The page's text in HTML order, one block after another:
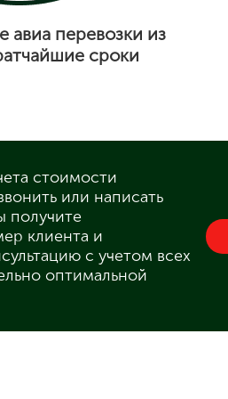
авиа перевозки из
сроки
стоимости
или написать
получите
клиента и
с учетом всех
оптимальной